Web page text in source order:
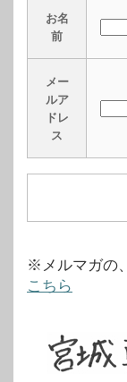
お名
前
メー
ルア
ドレ
ス
※メルマガの
こちら